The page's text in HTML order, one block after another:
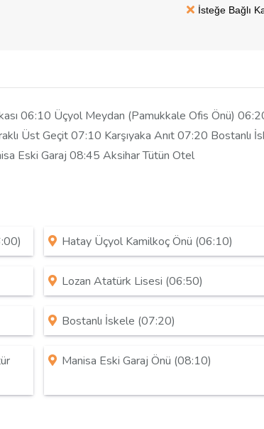
İsteğe Bağlı
06:10 Üçyol Meydan (Pamukkale Ofis Önü)
Üst Geçit 07:10 Karşıyaka Anıt 07:20
Eski Garaj 08:45 Aksihar Tütün Otel
Hatay Üçyol Kamilkoç Önü (06:10)
Lozan Atatürk Lisesi (06:50)
Bostanlı İskele (07:20)
Manisa Eski Garaj Önü (08:10)